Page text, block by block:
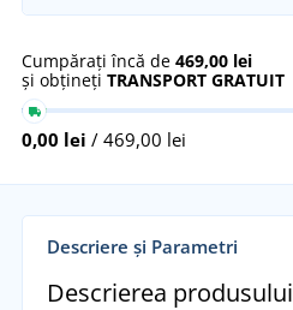
Cumpărați încă de 469,00 lei
și obțineți TRANSPORT GRATUIT
0,00 lei / 469,00 lei
Descriere și Parametri
Descrierea produsului